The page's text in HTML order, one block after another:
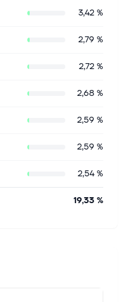
3,42 %
2,79 %
2,72 %
2,68 %
2,59 %
2,59 %
2,54 %
19,33 %